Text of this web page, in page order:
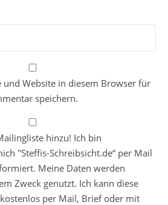
und Website in diesem Browser für
speichern.
hinzu! Ich bin
"Steffis-Schreibsicht.de“ per Mail
Meine Daten werden
Zweck genutzt. Ich kann diese
per Mail, Brief oder mit